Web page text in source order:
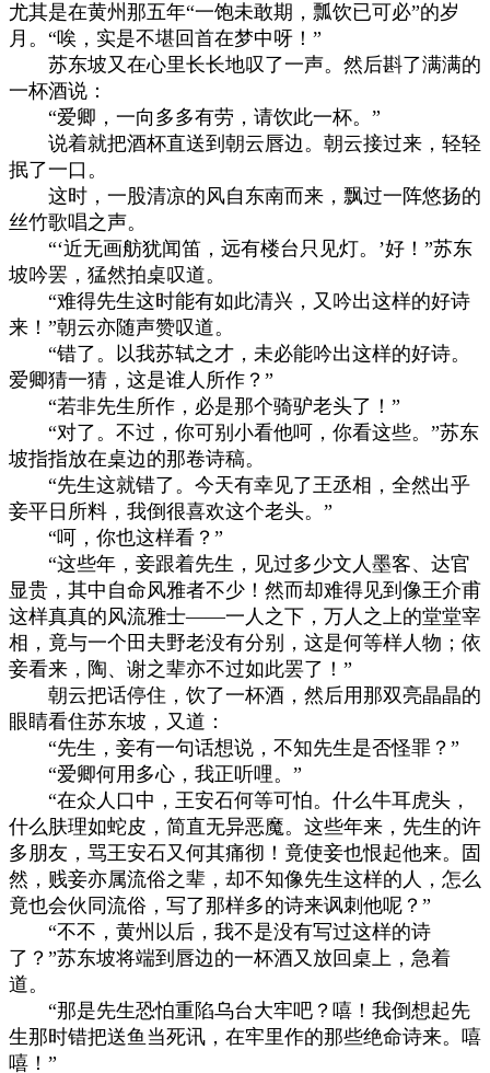
尤其是在黄州那五年“一饱未敢期，瓢饮已可必”的岁
月。“唉，实是不堪回首在梦中呀！”
苏东坡又在心里长长地叹了一声。然后斟了满满的
一杯酒说：
“爱卿，一向多多有劳，请饮此一杯。”
说着就把酒杯直送到朝云唇边。朝云接过来，轻轻
抿了一口。
这时，一股清凉的风自东南而来，飘过一阵悠扬的
丝竹歌唱之声。
“‘近无画舫犹闻笛，远有楼台只见灯。’好！”苏东
坡吟罢，猛然拍桌叹道。
“难得先生这时能有如此清兴，又吟出这样的好诗
来！”朝云亦随声赞叹道。
“错了。以我苏轼之才，未必能吟出这样的好诗。
爱卿猜一猜，这是谁人所作？”
“若非先生所作，必是那个骑驴老头了！”
“对了。不过，你可别小看他呵，你看这些。”苏东
坡指指放在桌边的那卷诗稿。
“先生这就错了。今天有幸见了王丞相，全然出乎
妾平日所料，我倒很喜欢这个老头。”
“呵，你也这样看？”
“这些年，妾跟着先生，见过多少文人墨客、达官
显贵，其中自命风雅者不少！然而却难得见到像王介甫
这样真真的风流雅士——一人之下，万人之上的堂堂宰
相，竟与一个田夫野老没有分别，这是何等样人物；依
妾看来，陶、谢之辈亦不过如此罢了！”
朝云把话停住，饮了一杯酒，然后用那双亮晶晶的
眼睛看住苏东坡，又道：
“先生，妾有一句话想说，不知先生是否怪罪？”
“爱卿何用多心，我正听哩。”
“在众人口中，王安石何等可怕。什么牛耳虎头，
什么肤理如蛇皮，简直无异恶魔。这些年来，先生的许
多朋友，骂王安石又何其痛彻！竟使妾也恨起他来。固
然，贱妾亦属流俗之辈，却不知像先生这样的人，怎么
竟也会伙同流俗，写了那样多的诗来讽刺他呢？”
“不不，黄州以后，我不是没有写过这样的诗
了？”苏东坡将端到唇边的一杯酒又放回桌上，急着
道。
“那是先生恐怕重陷乌台大牢吧？嘻！我倒想起先
生那时错把送鱼当死讯，在牢里作的那些绝命诗来。嘻
嘻！”